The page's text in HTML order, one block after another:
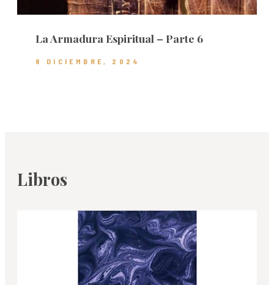
La Armadura Espiritual – Parte 6
8 DICIEMBRE, 2024
Libros